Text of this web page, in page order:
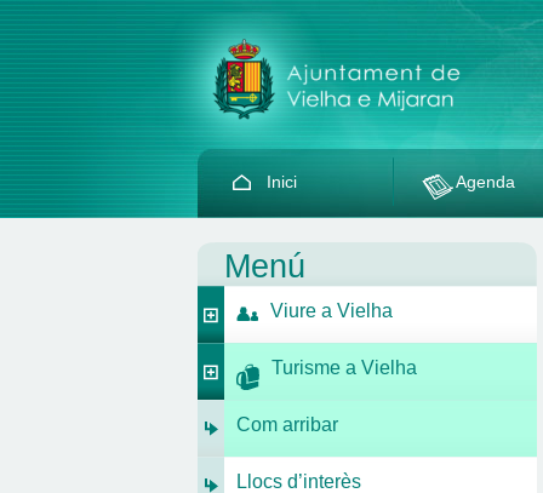
Inici Agenda
Menú
Viure a Vielha
Turisme a Vielha
Com arribar
Llocs d’interès